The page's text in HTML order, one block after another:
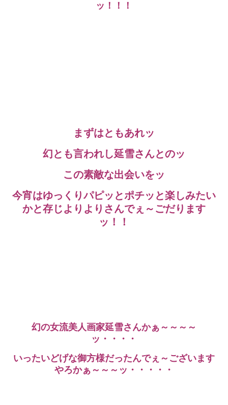
ッ！！！
まずはともあれッ
幻とも言われし延雪さんとのッ
この素敵な出会いをッ
今宵はゆっくりパピッとポチッと楽しみたい
かと存じよりよりさんでぇ～ごだります
ッ！！
幻の女流美人画家延雪さんかぁ～～～～
ッ・・・・
いったいどげな御方様だったんでぇ～ございます
やろかぁ～～～ッ・・・・・